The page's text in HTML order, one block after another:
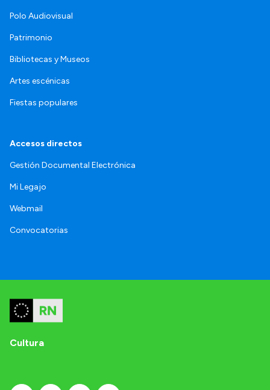
Polo Audiovisual
Patrimonio
Bibliotecas y Museos
Artes escénicas
Fiestas populares
Accesos directos
Gestión Documental Electrónica
Mi Legajo
Webmail
Convocatorias
Cultura